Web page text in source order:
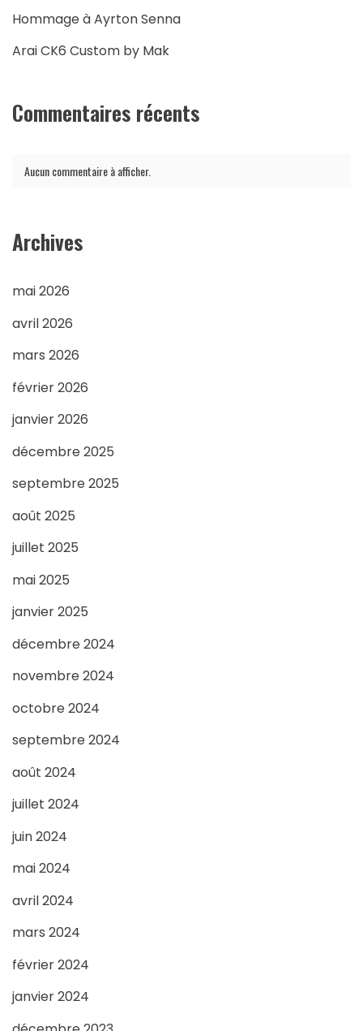
Hommage à Ayrton Senna
Arai CK6 Custom by Mak
Commentaires récents
Aucun commentaire à afficher.
Archives
mai 2026
avril 2026
mars 2026
février 2026
janvier 2026
décembre 2025
septembre 2025
août 2025
juillet 2025
mai 2025
janvier 2025
décembre 2024
novembre 2024
octobre 2024
septembre 2024
août 2024
juillet 2024
juin 2024
mai 2024
avril 2024
mars 2024
février 2024
janvier 2024